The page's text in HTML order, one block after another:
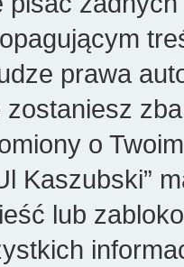
prawa
o
Kaszubski”
lub